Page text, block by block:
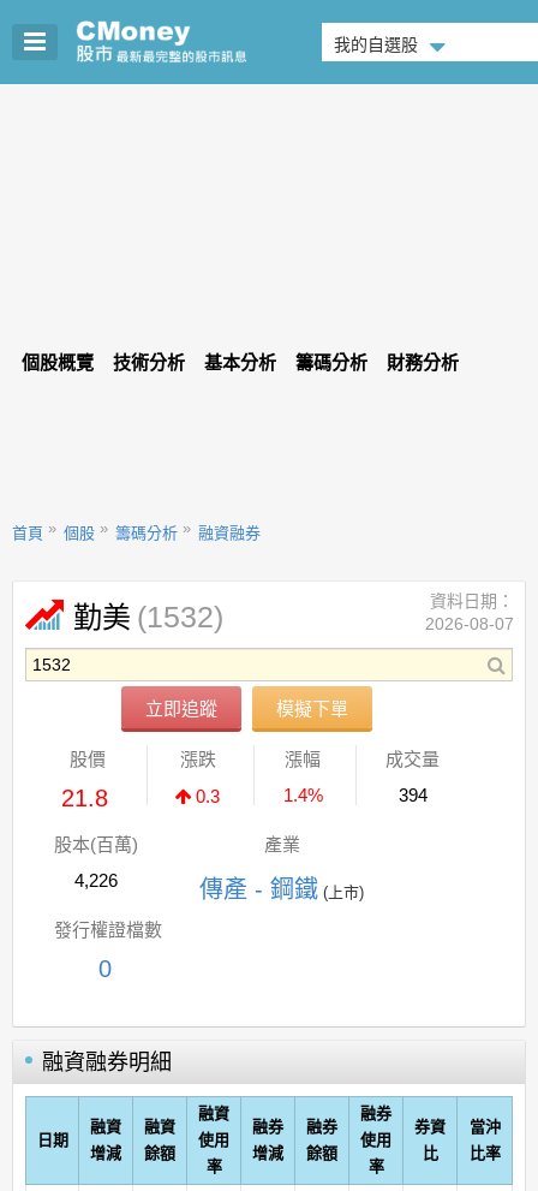
我的自選股
個股概覽 技術分析 基本分析 籌碼分析 財務分析
首頁 個股 籌碼分析 融資融券
勤美 (1532)
立即追蹤 模擬下單
資料日期：
2026-08-07
股價
21.8
漲跌
0.3
漲幅
1.4%
成交量
394
股本(百萬)
4,226
產業
傳產 - 鋼鐵 (上市)
發行權證檔數
0
融資融券明細
日期
融資
增減
融資
餘額
融資
使用
率
融券
增減
融券
餘額
融券
使用
率
券資
比
當沖
比率